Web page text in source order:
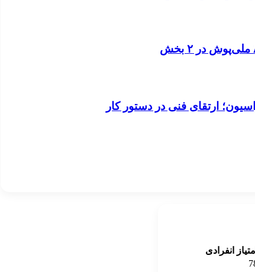
ارتقای فنی در دستور کار
امتیاز انفرادی